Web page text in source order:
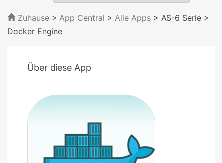
Zuhause > App Central > Alle Apps > AS-6 Serie >
Docker Engine
Über diese App